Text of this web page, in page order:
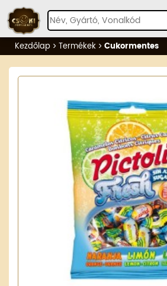
Kezdőlap Termékek Cukormentes